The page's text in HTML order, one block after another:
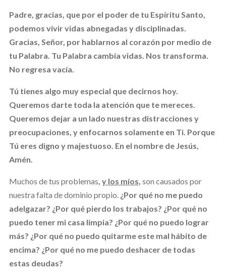
Padre, gracias, que por el poder de tu Espíritu Santo,
podemos vivir vidas abnegadas y disciplinadas.
Gracias, Señor, por hablarnos al corazón por medio de
tu Palabra. Tu Palabra cambia vidas. Nos transforma.
No regresa vacía.
Tú tienes algo muy especial que decirnos hoy.
Queremos darte toda la atención que te mereces.
Queremos dejar a un lado nuestras distracciones y
preocupaciones, y enfocarnos solamente en Ti. Porque
Tú eres digno y majestuoso. En el nombre de Jesús,
Amén.
Muchos de tus problemas, y los míos, son causados por
nuestra falta de dominio propio. ¿Por qué no me puedo
adelgazar? ¿Por qué pierdo los trabajos? ¿Por qué no
puedo tener mi casa limpia? ¿Por qué no puedo lograr
más? ¿Por qué no puedo quitarme este mal hábito de
encima? ¿Por qué no me puedo deshacer de todas
estas deudas?